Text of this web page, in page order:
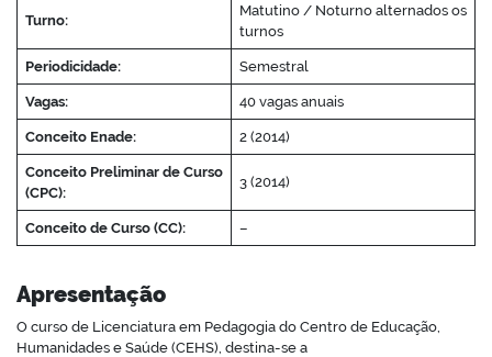
Turno:
Matutino / Noturno alternados os
turnos
Periodicidade: Semestral
Vagas: 40 vagas anuais
Conceito Enade: 2 (2014)
Conceito Preliminar de Curso
(CPC):
3 (2014)
Conceito de Curso (CC): –
Apresentação
O curso de Licenciatura em Pedagogia do Centro de Educação,
Humanidades e Saúde (CEHS), destina-se a